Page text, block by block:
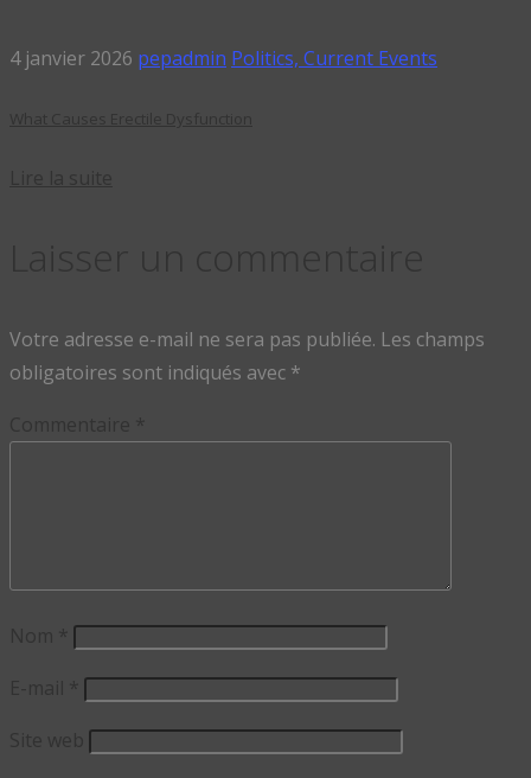
4 janvier 2026 pepadmin Politics, Current Events
Votre adresse e-mail ne sera pas publiée. Les champs
obligatoires sont indiqués avec *